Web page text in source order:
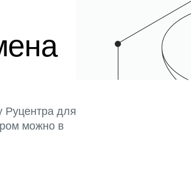
Руцентра для
можно в